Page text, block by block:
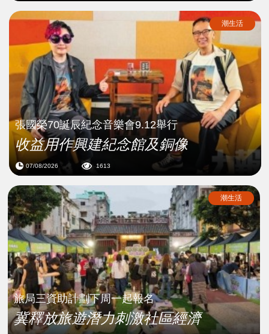
潮生活
張國榮70誕辰紀念音樂會9.12舉行
收益用作興建紀念館及銅像
07/08/2026 1613
潮生活
旅局三資助計劃下周一起報名
冀釋放旅遊潛力刺激社區經濟